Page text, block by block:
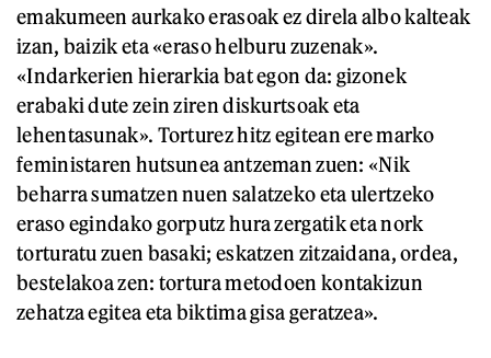
emakumeen aurkako erasoak ez direla albo kalteak
izan, baizik eta «eraso helburu zuzenak».
«Indarkerien hierarkia bat egon da: gizonek
erabaki dute zein ziren diskurtsoak eta
lehentasunak». Torturez hitz egitean ere marko
feministaren hutsunea antzeman zuen: «Nik
beharra sumatzen nuen salatzeko eta ulertzeko
eraso egindako gorputz hura zergatik eta nork
torturatu zuen basaki; eskatzen zitzaidana, ordea,
bestelakoa zen: tortura metodoen kontakizun
zehatza egitea eta biktima gisa geratzea».